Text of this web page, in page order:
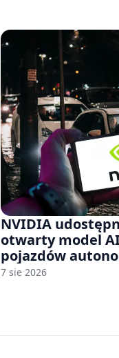
NVIDIA
otwarty model
pojazdów
komercyjnego
7 sie 2026